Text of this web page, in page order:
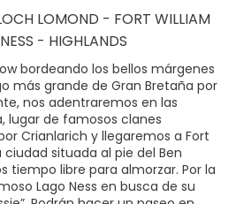
LOMOND - FORT WILLIAM
- HIGHLANDS
bordeando los bellos márgenes
más grande de Gran Bretaña por
nos adentraremos en las
lugar de famosos clanes
Crianlarich y llegaremos a Fort
situada al pie del Ben
tiempo libre para almorzar. Por la
Lago Ness en busca de su